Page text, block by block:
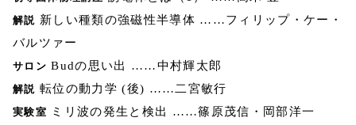
解説 新しい種類の強磁性半導体 ……フィリップ・ケー・
バルツァー
サロン Budの思い出 ……中村輝太郎
解説 転位の動力学 (後) ……二宮敏行
実験室 ミリ波の発生と検出 ……篠原茂信・岡部洋一